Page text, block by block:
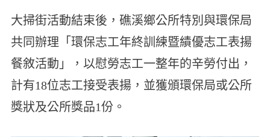
大掃街活動結束後，礁溪鄉公所特別與環保局
共同辦理「環保志工年終訓練暨績優志工表揚
餐敘活動」，以慰勞志工一整年的辛勞付出，
計有18位志工接受表揚，並獲頒環保局或公所
獎狀及公所獎品1份。